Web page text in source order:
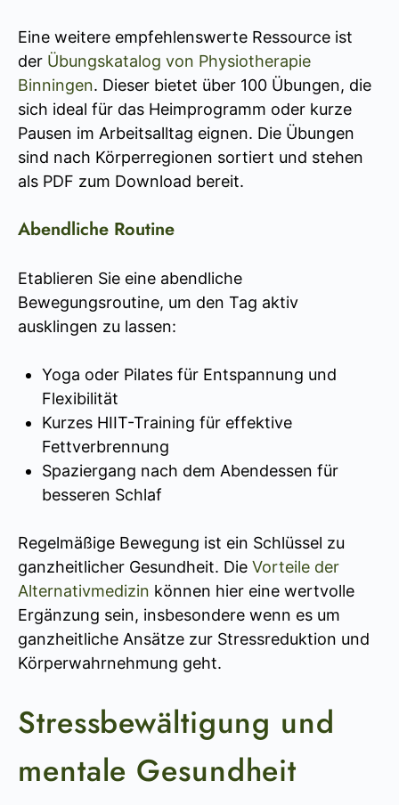
Eine weitere empfehlenswerte Ressource ist
der Übungskatalog von Physiotherapie
Binningen. Dieser bietet über 100 Übungen, die
sich ideal für das Heimprogramm oder kurze
Pausen im Arbeitsalltag eignen. Die Übungen
sind nach Körperregionen sortiert und stehen
als PDF zum Download bereit.
Abendliche Routine
Etablieren Sie eine abendliche
Bewegungsroutine, um den Tag aktiv
ausklingen zu lassen:
Yoga oder Pilates für Entspannung und
Flexibilität
Kurzes HIIT-Training für effektive
Fettverbrennung
Spaziergang nach dem Abendessen für
besseren Schlaf
Regelmäßige Bewegung ist ein Schlüssel zu
ganzheitlicher Gesundheit. Die Vorteile der
Alternativmedizin können hier eine wertvolle
Ergänzung sein, insbesondere wenn es um
ganzheitliche Ansätze zur Stressreduktion und
Körperwahrnehmung geht.
Stressbewältigung und
mentale Gesundheit